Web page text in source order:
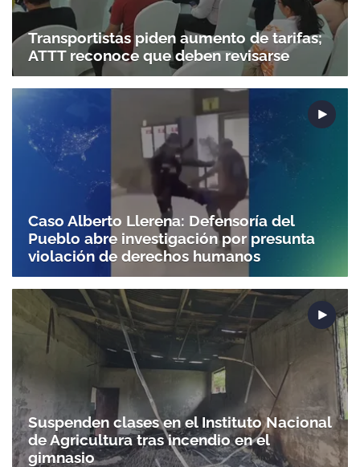
Transportistas piden aumento de tarifas;
ATTT reconoce que deben revisarse
Caso Alberto Llerena: Defensoría del
Pueblo abre investigación por presunta
violación de derechos humanos
Suspenden clases en el Instituto Nacional
de Agricultura tras incendio en el
gimnasio